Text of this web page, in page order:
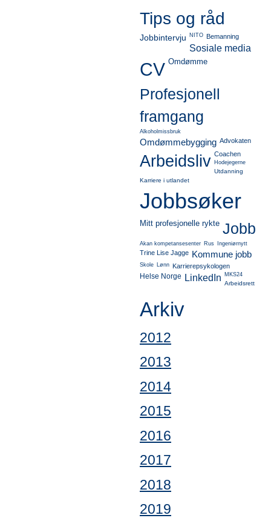
Tips og råd
Jobbintervju NITO Bemanning
Sosiale media
CV Omdømme
Profesjonell
framgang
Alkoholmissbruk
Omdømmebygging Advokaten
Arbeidsliv Coachen
Hodejegerne
Utdanning
Karriere i utlandet
Jobbsøker
Mitt profesjonelle rykte Jobb
Akan kompetansesenter Rus Ingeniørnytt
Trine Lise Jagge Kommune jobb
Skole Lønn Karrierepsykologen
Helse Norge LinkedIn MKS24
Arbeidsrett
Arkiv
2012
2013
2014
2015
2016
2017
2018
2019